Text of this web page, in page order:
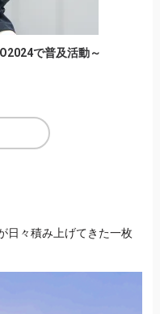
で普及活動～
日々積み上げてきた一枚